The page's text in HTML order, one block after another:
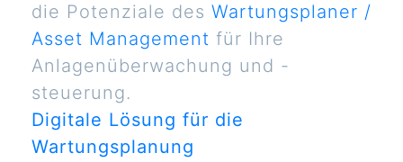
die Potenziale des Wartungsplaner /
Asset Management für Ihre
Anlagenüberwachung und -
steuerung.
Digitale Lösung für die
Wartungsplanung